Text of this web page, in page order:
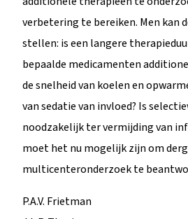
verbetering te bereiken. Men kan
stellen: is een langere
bepaalde medicamenten
de snelheid van koelen en
van sedatie van invloed? Is
noodzakelijk ter vermijding van
moet het nu mogelijk zijn om
multicenteronderzoek te
P.A.V. Frietman